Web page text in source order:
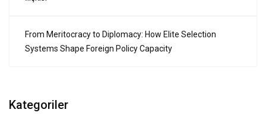
From Meritocracy to Diplomacy: How Elite Selection
Systems Shape Foreign Policy Capacity
Kategoriler